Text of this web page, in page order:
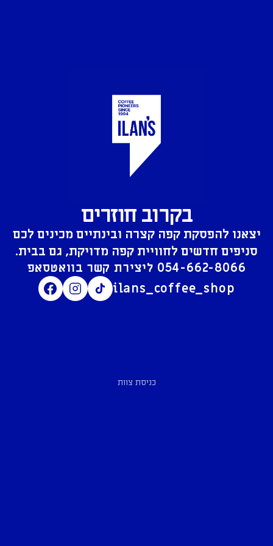
בקרוב חוזרים
יצאנו להפסקת קפה קצרה ובינתיים מכינים לכם
סניפים חדשים לחוויית קפה מדויקת, גם בבית.
054-662-8066
ilans_coffee_shop
כניסת צוות